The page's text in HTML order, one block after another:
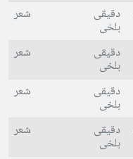
دقیقی
بلخی
شعر
دقیقی
بلخی
شعر
دقیقی
بلخی
شعر
دقیقی
بلخی
شعر